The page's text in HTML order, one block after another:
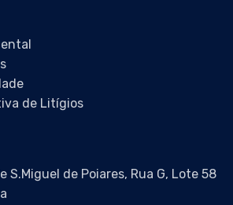
de Litígios
S.Miguel de Poiares, Rua G, Lote 58